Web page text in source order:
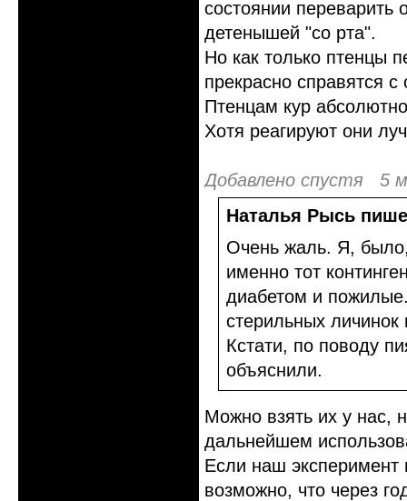
состоянии
детенышей "со рта".
Но как только птенцы
прекрасно справятся
Птенцам кур
Хотя реагируют они
Добавлено спустя 5
Наталья Рысь
Очень жаль. Я,
именно тот
диабетом и
стерильных личинок
Кстати, по поводу
объяснили.
Можно взять их у нас,
дальнейшем
Если наш эксперимент
возможно, что через